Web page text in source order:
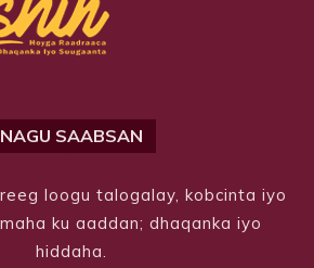
NAGU SAABSAN
loogu talogalay, kobcinta iyo
ku aaddan; dhaqanka iyo
hiddaha.